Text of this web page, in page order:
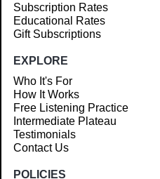
Subscription Rates
Educational Rates
Gift Subscriptions
EXPLORE
Who It's For
How It Works
Free Listening Practice
Intermediate Plateau
Testimonials
Contact Us
POLICIES